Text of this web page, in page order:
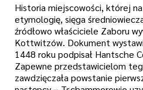
Historia miejscowości, której
etymologię, sięga
źródłowo właściciele Zaboru
Kottwitzów. Dokument
1448 roku podpisał Hantsche
Zapewne przedstawicielom
zawdzięczała powstanie